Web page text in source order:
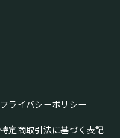
プライバシーポリシー
特定商取引法に基づく表記